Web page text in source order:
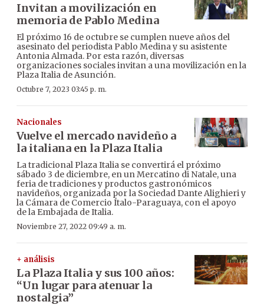
Invitan a movilización en
memoria de Pablo Medina
El próximo 16 de octubre se cumplen nueve años del
asesinato del periodista Pablo Medina y su asistente
Antonia Almada. Por esta razón, diversas
organizaciones sociales invitan a una movilización en la
Plaza Italia de Asunción.
Octubre 7, 2023 03:45 p. m.
Nacionales
Vuelve el mercado navideño a
la italiana en la Plaza Italia
La tradicional Plaza Italia se convertirá el próximo
sábado 3 de diciembre, en un Mercatino di Natale, una
feria de tradiciones y productos gastronómicos
navideños, organizada por la Sociedad Dante Alighieri y
la Cámara de Comercio Ítalo-Paraguaya, con el apoyo
de la Embajada de Italia.
Noviembre 27, 2022 09:49 a. m.
+ análisis
La Plaza Italia y sus 100 años:
“Un lugar para atenuar la
nostalgia”